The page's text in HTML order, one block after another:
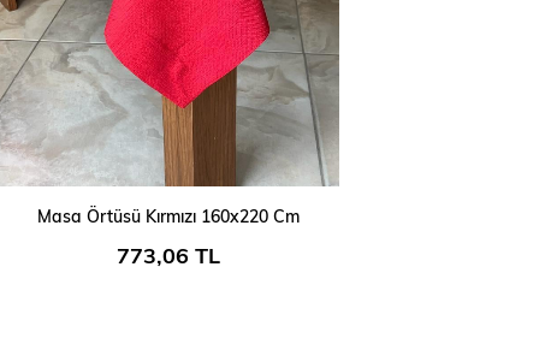
Masa Örtüsü Kırmızı 160x220 Cm
773,06 TL